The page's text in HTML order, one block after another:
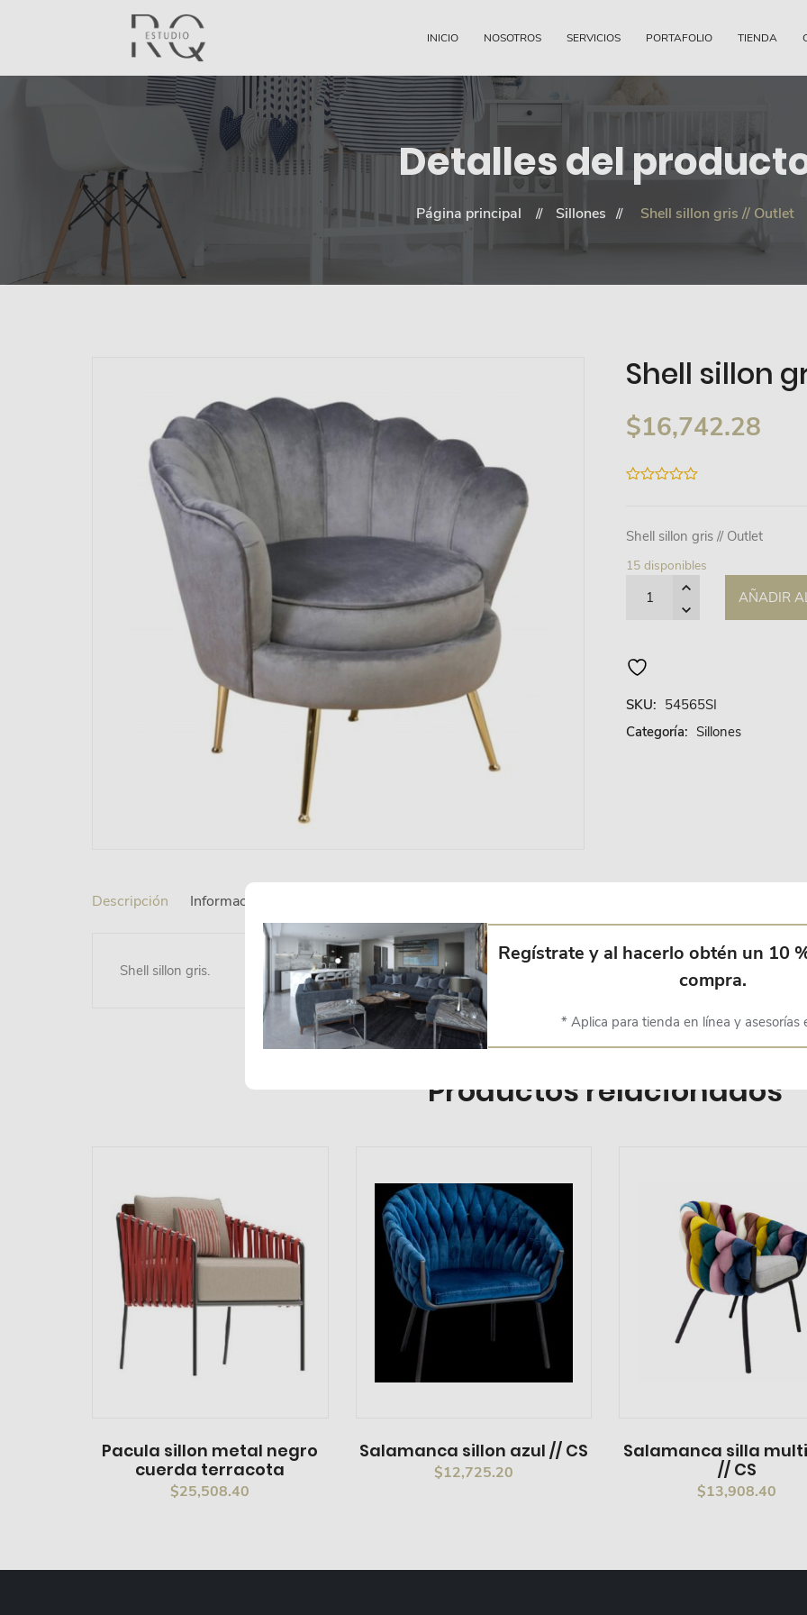
INICIO NOSOTROS SERVICIOS PORTAFOLIO TIENDA
Detalles del
Página principal Sillones Shell sillon gris // Outlet
Shell sillon
$16,742.28
5
Shell sillon gris // Outlet
15 disponibles
AÑADIR
SKU: 54565SI
Categoría: Sillones
Descripción Información adicional
Shell sillon gris.
Productos relacionados
Pacula sillon metal negro
cuerda terracota
$25,508.40
Salamanca sillon azul // CS
$12,725.20
Salamanca silla
// CS
$13,908.40
Regístrate y al hacerlo obtén un 10
compra.
* Aplica para tienda en línea y asesorías